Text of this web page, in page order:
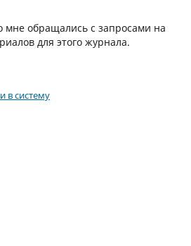
для этого журнала.
в систему